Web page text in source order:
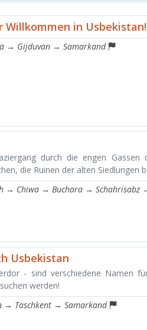
Willkommen in Usbekistan!
→ Gijduvan → Samarkand
durch die engen Gassen
die Ruinen der alten Siedlungen
→ Chiwa → Buchara → Schahrisabz
Usbekistan
- sind verschiedene Namen
werden!
→ Taschkent → Samarkand